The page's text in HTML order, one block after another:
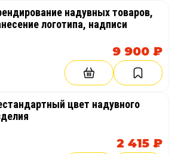
надувных товаров,
логотипа, надписи
9 900 ₽
цвет надувного
2 415 ₽